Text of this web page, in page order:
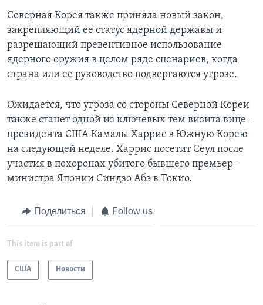
Северная Корея также приняла новый закон,
закрепляющий ее статус ядерной державы и
разрешающий превентивное использование
ядерного оружия в целом ряде сценариев, когда
страна или ее руководство подвергаются угрозе.
Ожидается, что угроза со стороны Северной Кореи
также станет одной из ключевых тем визита вице-
президента США Камалы Харрис в Южную Корею
на следующей неделе. Харрис посетит Сеул после
участия в похоронах убитого бывшего премьер-
министра Японии Синдзо Абэ в Токио.
Поделиться Follow us
This item is part of
США Новости